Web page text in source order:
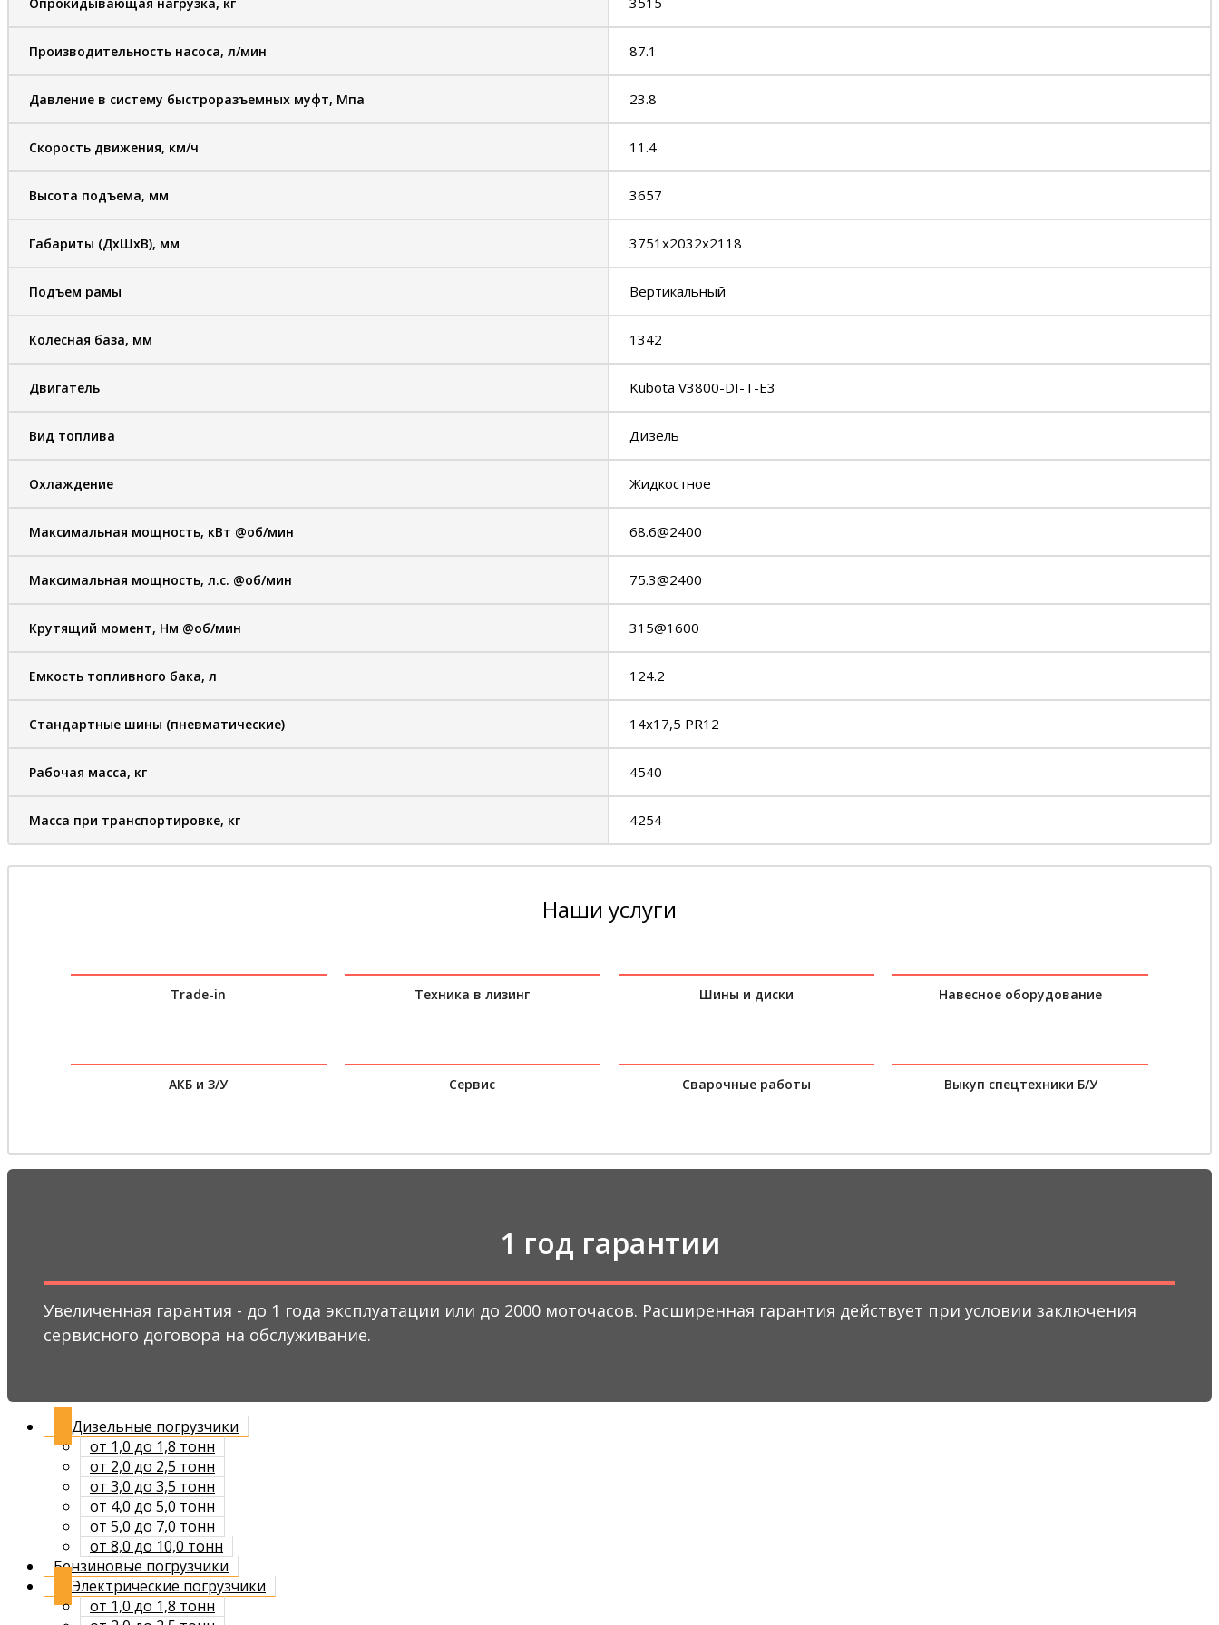
Опрокидывающая нагрузка, кг
Производительность насоса, л/мин 87.1
Давление в систему быстроразъемных муфт, Мпа 23.8
Скорость движения, км/ч 11.4
Высота подъема, мм 3657
Габариты (ДхШхВ), мм 3751x2032x2118
Подъем рамы Вертикальный
Колесная база, мм 1342
Двигатель Kubota V3800-DI-T-E3
Вид топлива Дизель
Охлаждение Жидкостное
Максимальная мощность, кВт @об/мин 68.6@2400
Максимальная мощность, л.с. @об/мин 75.3@2400
Крутящий момент, Hм @об/мин 315@1600
Емкость топливного бака, л 124.2
Стандартные шины (пневматические) 14x17,5 PR12
Рабочая масса, кг 4540
Масса при транспортировке, кг 4254
Наши услуги
Trade-in Техника в лизинг Шины и диски Навесное оборудование
АКБ и З/У Сервис Сварочные работы Выкуп спецтехники Б/У
1 год гарантии
Увеличенная гарантия - до 1 года эксплуатации или до 2000 моточасов. Расширенная гарантия действует при условии заключения
сервисного договора на обслуживание.
Дизельные погрузчики
от 1,0 до 1,8 тонн
от 2,0 до 2,5 тонн
от 3,0 до 3,5 тонн
от 4,0 до 5,0 тонн
от 5,0 до 7,0 тонн
от 8,0 до 10,0 тонн
Бензиновые погрузчики
Электрические погрузчики
от 1,0 до 1,8 тонн